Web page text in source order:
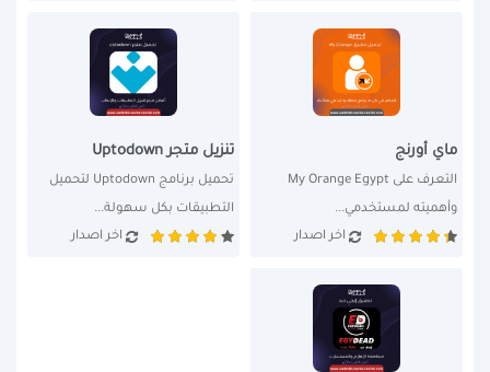
ماي أورنج
وأهميته لمستخدمي...
اخر اصدار
تنزيل متجر Uptodown
التطبيقات بكل سهولة...
اخر اصدار